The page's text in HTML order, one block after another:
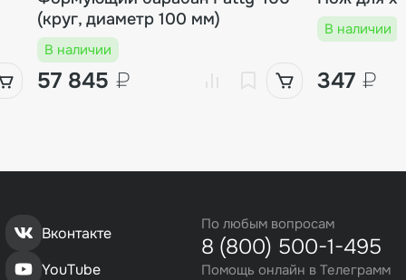
(круг, диаметр 100 мм)
В наличии
57 845 ₽
В наличии
347 ₽
Вконтакте
YouTube
По любым вопросам
8 (800) 500-1-495
Помощь онлайн в Телеграмм